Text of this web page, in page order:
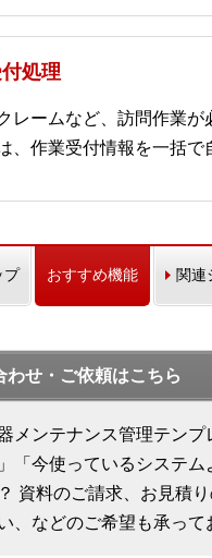
処理
レームなど、訪問作業
、作業受付情報を一括で
プ おすすめ機能 関連
わせ・ご依頼はこちら
器メンテナンス管理テン
「今使っているシステ
資料のご請求、お見積
、などのご希望も承って